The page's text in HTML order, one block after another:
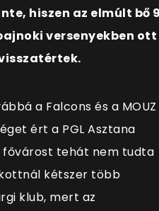
hiszen az elmúlt bő
versenyekben ott
a Falcons és a MOUZ
ért a PGL Asztana
fővárost tehát nem tudta
kétszer több
klub, mert az